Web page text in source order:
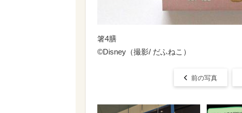
箸4膳
©Disney（撮影/ だふねこ）
前の写真